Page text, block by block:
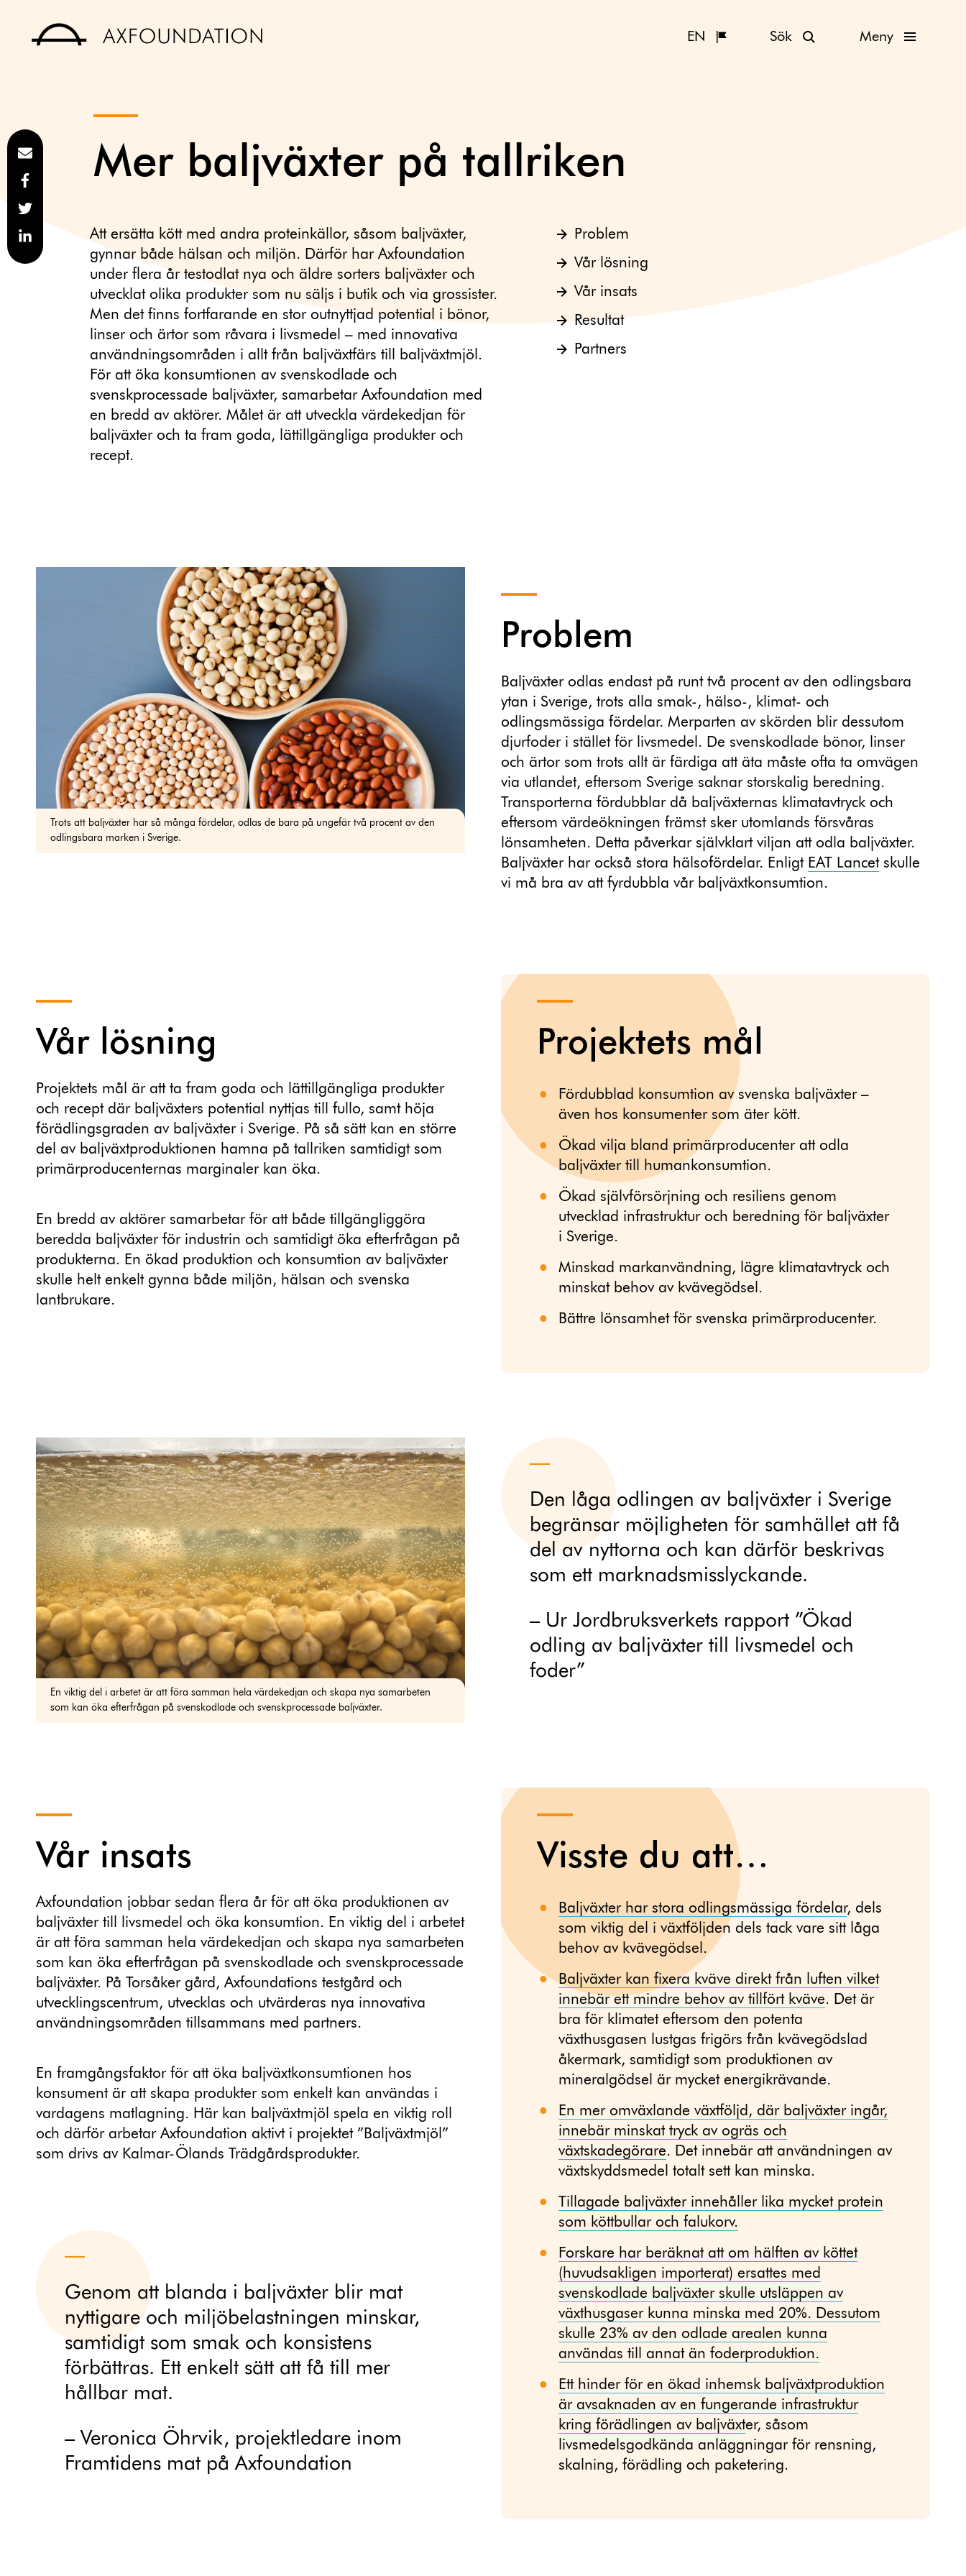
EN Sök Meny
Mer baljväxter på tallriken
Problem
Vår lösning
Vår insats
Resultat
Partners
Att ersätta kött med andra proteinkällor, såsom baljväxter,
gynnar både hälsan och miljön. Därför har Axfoundation
under flera år testodlat nya och äldre sorters baljväxter och
utvecklat olika produkter som nu säljs i butik och via grossister.
Men det finns fortfarande en stor outnyttjad potential i bönor,
linser och ärtor som råvara i livsmedel – med innovativa
användningsområden i allt från baljväxtfärs till baljväxtmjöl.
För att öka konsumtionen av svenskodlade och
svenskprocessade baljväxter, samarbetar Axfoundation med
en bredd av aktörer. Målet är att utveckla värdekedjan för
baljväxter och ta fram goda, lättillgängliga produkter och
recept.
Trots att baljväxter har så många fördelar, odlas de bara på ungefär två procent av den
odlingsbara marken i Sverige.
Problem
Baljväxter odlas endast på runt två procent av den odlingsbara
ytan i Sverige, trots alla smak-, hälso-, klimat- och
odlingsmässiga fördelar. Merparten av skörden blir dessutom
djurfoder i stället för livsmedel. De svenskodlade bönor, linser
och ärtor som trots allt är färdiga att äta måste ofta ta omvägen
via utlandet, eftersom Sverige saknar storskalig beredning.
Transporterna fördubblar då baljväxternas klimatavtryck och
eftersom värdeökningen främst sker utomlands försvåras
lönsamheten. Detta påverkar självklart viljan att odla baljväxter.
Baljväxter har också stora hälsofördelar. Enligt EAT Lancetskulle
vi må bra av att fyrdubbla vår baljväxtkonsumtion.
Vår lösning
Projektets mål är att ta fram goda och lättillgängliga produkter
och recept där baljväxters potential nyttjas till fullo, samt höja
förädlingsgraden av baljväxter i Sverige. På så sätt kan en större
del av baljväxtproduktionen hamna på tallriken samtidigt som
primärproducenternas marginaler kan öka.
En bredd av aktörer samarbetar för att både tillgängliggöra
beredda baljväxter för industrin och samtidigt öka efterfrågan på
produkterna. En ökad produktion och konsumtion av baljväxter
skulle helt enkelt gynna både miljön, hälsan och svenska
lantbrukare.
Projektets mål
Fördubblad konsumtion av svenska baljväxter –
även hos konsumenter som äter kött.
Ökad vilja bland primärproducenter att odla
baljväxter till humankonsumtion.
Ökad självförsörjning och resiliens genom
utvecklad infrastruktur och beredning för baljväxter
i Sverige.
Minskad markanvändning, lägre klimatavtryck och
minskat behov av kvävegödsel.
Bättre lönsamhet för svenska primärproducenter.
En viktig del i arbetet är att föra samman hela värdekedjan och skapa nya samarbeten
som kan öka efterfrågan på svenskodlade och svenskprocessade baljväxter.
Den låga odlingen av baljväxter i Sverige
begränsar möjligheten för samhället att få
del av nyttorna och kan därför beskrivas
som ett marknadsmisslyckande.
– Ur Jordbruksverkets rapport ”Ökad
odling av baljväxter till livsmedel och
foder”
Vår insats
Axfoundation jobbar sedan flera år för att öka produktionen av
baljväxter till livsmedel och öka konsumtion. En viktig del i arbetet
är att föra samman hela värdekedjan och skapa nya samarbeten
som kan öka efterfrågan på svenskodlade och svenskprocessade
baljväxter. På Torsåker gård, Axfoundations testgård och
utvecklingscentrum, utvecklas och utvärderas nya innovativa
användningsområden tillsammans med partners.
En framgångsfaktor för att öka baljväxtkonsumtionen hos
konsument är att skapa produkter som enkelt kan användas i
vardagens matlagning. Här kan baljväxtmjöl spela en viktig roll
och därför arbetar Axfoundation aktivt i projektet ”Baljväxtmjöl”
som drivs av Kalmar-Ölands Trädgårdsprodukter.
Genom att blanda i baljväxter blir mat
nyttigare och miljöbelastningen minskar,
samtidigt som smak och konsistens
förbättras. Ett enkelt sätt att få till mer
hållbar mat.
– Veronica Öhrvik, projektledare inom
Framtidens mat på Axfoundation
Visste du att…
Baljväxter har stora odlingsmässiga fördelar, dels
som viktig del i växtföljden dels tack vare sitt låga
behov av kvävegödsel.
Baljväxter kan fixera kväve direkt från luften vilket
innebär ett mindre behov av tillfört kväve. Det är
bra för klimatet eftersom den potenta
växthusgasen lustgas frigörs från kvävegödslad
åkermark, samtidigt som produktionen av
mineralgödsel är mycket energikrävande.
En mer omväxlande växtföljd, där baljväxter ingår,
innebär minskat tryck av ogräs och
växtskadegörare. Det innebär att användningen av
växtskyddsmedel totalt sett kan minska​.
Tillagade baljväxter innehåller lika mycket protein
som köttbullar och falukorv​.
Forskare har beräknat att om hälften av köttet
(huvudsakligen importerat) ersattes med
svenskodlade baljväxter skulle utsläppen av
växthusgaser kunna minska med 20%. Dessutom
skulle 23% av den odlade arealen kunna
användas till annat än foderproduktion.
Ett hinder för en ökad inhemsk baljväxtproduktion
är avsaknaden av en fungerande infrastruktur
kring förädlingen av baljväxter, såsom
livsmedelsgodkända anläggningar för rensning,
skalning, förädling och paketering.